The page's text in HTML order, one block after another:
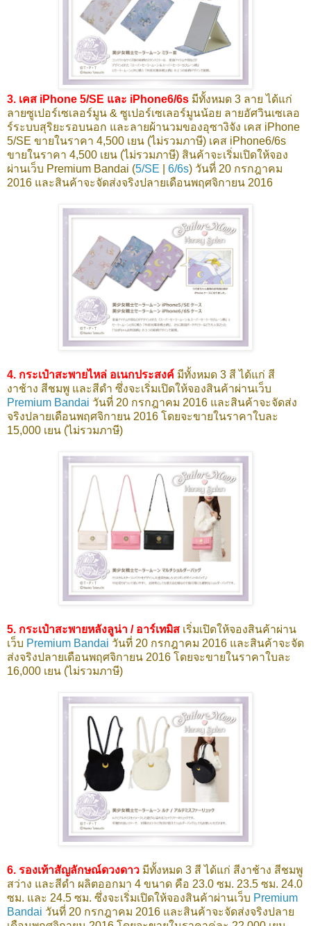
3. เคส iPhone 5/SE และ iPhone6/6s มีทั้งหมด 3 ลาย ได้แก่
ลายซูเปอร์เซเลอร์มูน & ซูเปอร์เซเลอร์มูนน้อย ลายอัศวินเซเลอ
ร์ระบบสุริยะรอบนอก และลายผ้านวมของอุซางิจัง เคส iPhone
5/SE ขายในราคา 4,500 เยน (ไม่รวมภาษี) เคส iPhone6/6s
ขายในราคา 4,500 เยน (ไม่รวมภาษี) สินค้าจะเริ่มเปิดให้จอง
ผ่านเว็บ Premium Bandai (5/SE 6/6s) วันที่ 20 กรกฎาคม
2016 และสินค้าจะจัดส่งจริงปลายเดือนพฤศจิกายน 2016
4. กระเป๋าสะพายไหล่ อเนกประสงค์ มีทั้งหมด 3 สี ได้แก่ สี
งาช้าง สีชมพู และสีดำ ซึ่งจะเริ่มเปิดให้จองสินค้าผ่านเว็บ
Premium Bandai วันที่ 20 กรกฎาคม 2016 และสินค้าจะจัดส่ง
จริงปลายเดือนพฤศจิกายน 2016 โดยจะขายในราคาใบละ
15,000 เยน (ไม่รวมภาษี)
5. กระเป๋าสะพายหลังลูน่า / อาร์เทมิส เริ่มเปิดให้จองสินค้าผ่าน
เว็บ Premium Bandai วันที่ 20 กรกฎาคม 2016 และสินค้าจะจัด
ส่งจริงปลายเดือนพฤศจิกายน 2016 โดยจะขายในราคาใบละ
16,000 เยน (ไม่รวมภาษี)
6. รองเท้าสัญลักษณ์ดวงดาว มีทั้งหมด 3 สี ได้แก่ สีงาช้าง สีชมพู
สว่าง และสีดำ ผลิตออกมา 4 ขนาด คือ 23.0 ซม. 23.5 ซม. 24.0
ซม. และ 24.5 ซม. ซึ่งจะเริ่มเปิดให้จองสินค้าผ่านเว็บ Premium
Bandai วันที่ 20 กรกฎาคม 2016 และสินค้าจะจัดส่งจริงปลาย